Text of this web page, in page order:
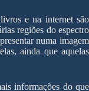
e na internet são
regiões do espectro
numa imagem
ainda que aquelas
informações do que